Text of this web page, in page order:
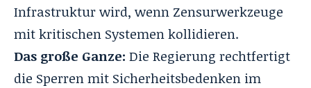
Infrastruktur wird, wenn Zensurwerkzeuge
mit kritischen Systemen kollidieren.
Das große Ganze: Die Regierung rechtfertigt
die Sperren mit Sicherheitsbedenken im